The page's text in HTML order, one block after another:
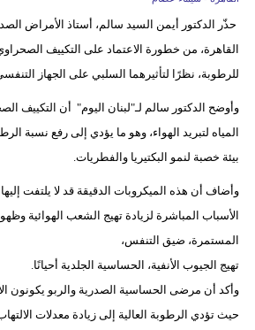
حذّر الدكتور أيمن السيد سالم، أستاذ الأمراض
القاهرة، من خطورة الاعتماد على التكييف
للرطوبة، نظرًا لتأثيرهما السلبي على الجهاز
وأوضح الدكتور سالم لـ"لبنان اليوم" أن التكييف
المياه لتبريد الهواء، وهو ما يؤدي إلى رفع نسبة
بيئة خصبة لنمو البكتيريا والفطريات.
وأضاف أن هذه الميكروبات الدقيقة قد لا يلتفت إليها
الأسباب المباشرة لزيادة تهيج الشعب الهوائية
المستمرة، ضيق التنفس،
تهيج الجيوب الأنفية، الحساسية الجلدية أحيانًا.
وأكد أن مرضى الحساسية الصدرية والربو يكونون
حيث تؤدي الرطوبة العالية إلى زيادة معدلات